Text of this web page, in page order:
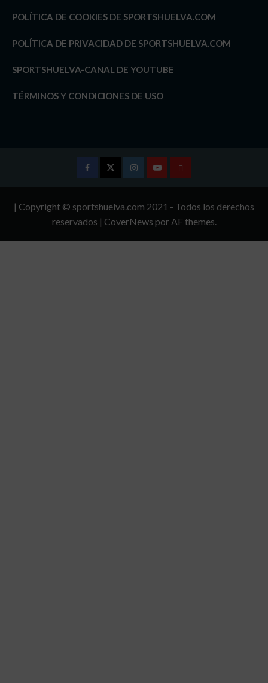
POLÍTICA DE COOKIES DE SPORTSHUELVA.COM
POLÍTICA DE PRIVACIDAD DE SPORTSHUELVA.COM
SPORTSHUELVA-CANAL DE YOUTUBE
TÉRMINOS Y CONDICIONES DE USO
InstagramYoutubeTÉRMINOS
CONDICIONES
| Copyright © sportshuelva.com 2021 - Todos los derechos
reservados | CoverNews por AF themes.